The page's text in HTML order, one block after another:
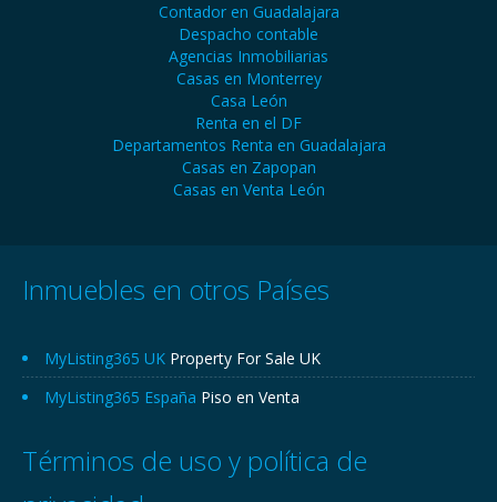
Contador en Guadalajara
Despacho contable
Agencias Inmobiliarias
Casas en Monterrey
Casa León
Renta en el DF
Departamentos Renta en Guadalajara
Casas en Zapopan
Casas en Venta León
Inmuebles en otros Países
MyListing365 UK Property For Sale UK
MyListing365 España Piso en Venta
Términos de uso y política de